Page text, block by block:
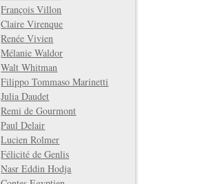
François Villon
Claire Virenque
Renée Vivien
Mélanie Waldor
Walt Whitman
Filippo Tommaso Marinetti
Julia Daudet
Remi de Gourmont
Paul Delair
Lucien Rolmer
Félicité de Genlis
Nasr Eddin Hodja